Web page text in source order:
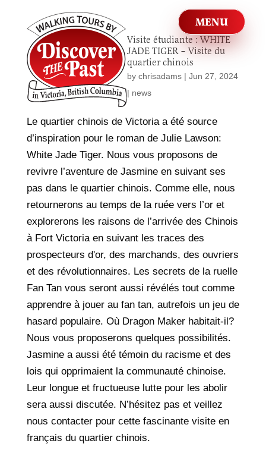
Visite étudiante : WHITE
JADE TIGER – Visite du
quartier chinois
bychrisadams |Jun 27, 2024
| news
Le quartier chinois de Victoria a été source
d’inspiration pour le roman de Julie Lawson:
White Jade Tiger. Nous vous proposons de
revivre l’aventure de Jasmine en suivant ses
pas dans le quartier chinois. Comme elle, nous
retournerons au temps de la ruée vers l’or et
explorerons les raisons de l’arrivée des Chinois
à Fort Victoria en suivant les traces des
prospecteurs d'or, des marchands, des ouvriers
et des révolutionnaires. Les secrets de la ruelle
Fan Tan vous seront aussi révélés tout comme
apprendre à jouer au fan tan, autrefois un jeu de
hasard populaire. Où Dragon Maker habitait-il?
Nous vous proposerons quelques possibilités.
Jasmine a aussi été témoin du racisme et des
lois qui opprimaient la communauté chinoise.
Leur longue et fructueuse lutte pour les abolir
sera aussi discutée. N’hésitez pas et veillez
nous contacter pour cette fascinante visite en
français du quartier chinois.